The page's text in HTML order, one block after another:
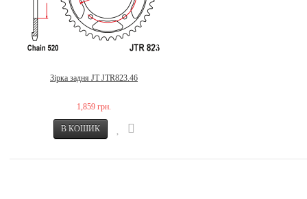
Зірка задня JT JTR823.46
1,859 грн.